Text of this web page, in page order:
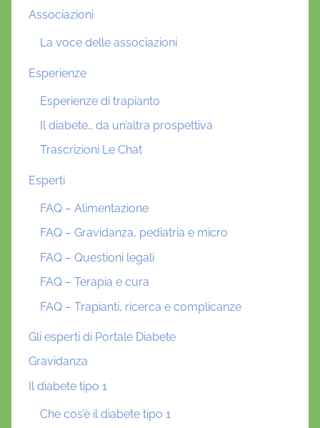
Associazioni
La voce delle associazioni
Esperienze
Esperienze di trapianto
Il diabete… da un’altra prospettiva
Trascrizioni Le Chat
Esperti
FAQ – Alimentazione
FAQ – Gravidanza, pediatria e micro
FAQ – Questioni legali
FAQ – Terapia e cura
FAQ – Trapianti, ricerca e complicanze
Gli esperti di Portale Diabete
Gravidanza
Il diabete tipo 1
Che cos’è il diabete tipo 1